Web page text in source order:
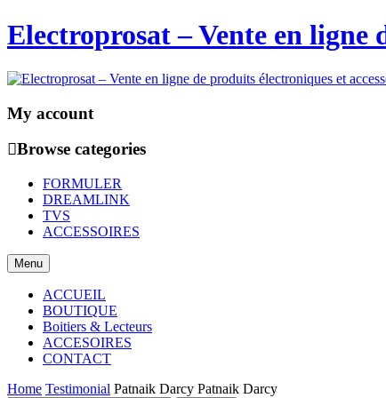
Electroprosat – Vente en ligne
My account
Browse categories
FORMULER
DREAMLINK
TVS
ACCESSOIRES
Menu
ACCUEIL
BOUTIQUE
Boitiers & Lecteurs
ACCESOIRES
CONTACT
Home Testimonial Patnaik Darcy Patnaik Darcy